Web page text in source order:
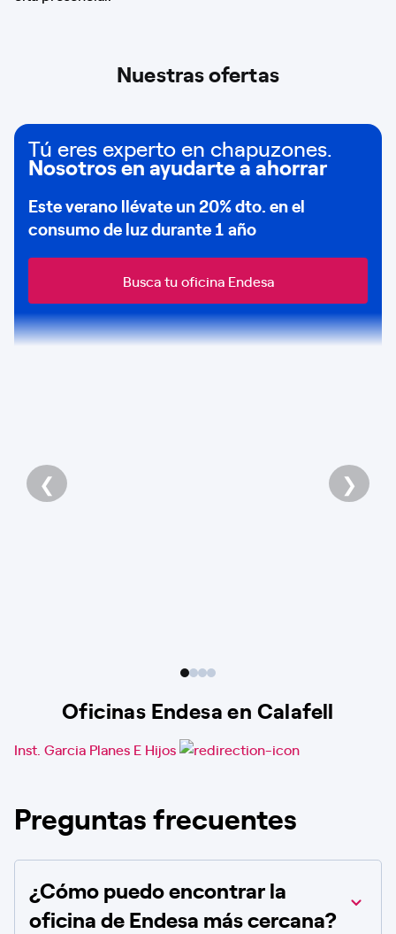
Nuestras ofertas
Tú eres experto en chapuzones.
Nosotros en ayudarte a ahorrar
Este verano llévate un20% dto. en el
consumo deluz durante 1 año
Busca tu oficina Endesa
❮ ❯
Oficinas Endesa en Calafell
Inst. Garcia Planes E Hijos
Preguntas frecuentes
¿Cómo puedo encontrar la
oficina de Endesa más cercana?